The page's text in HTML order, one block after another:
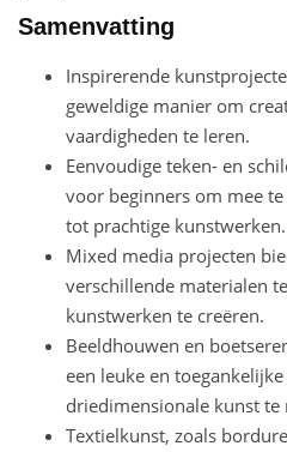
Samenvatting
Inspirerende
geweldige manier om
vaardigheden te leren.
Eenvoudige teken- en
voor beginners om mee
tot prachtige kunstwerken.
Mixed media projecten
verschillende materialen
kunstwerken te creëren.
Beeldhouwen en
een leuke en
driedimensionale kunst te
Textielkunst, zoals